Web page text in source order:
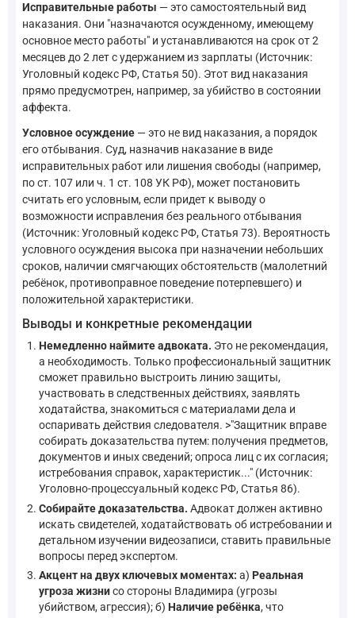
Исправительные работы — это самостоятельный вид
наказания. Они "назначаются осужденному, имеющему
основное место работы" и устанавливаются на срок от 2
месяцев до 2 лет с удержанием из зарплаты (Источник:
Уголовный кодекс РФ, Статья 50). Этот вид наказания
прямо предусмотрен, например, за убийство в состоянии
аффекта.
Условное осуждение — это не вид наказания, а порядок
его отбывания. Суд, назначив наказание в виде
исправительных работ или лишения свободы (например,
по ст. 107 или ч. 1 ст. 108 УК РФ), может постановить
считать его условным, если придет к выводу о
возможности исправления без реального отбывания
(Источник: Уголовный кодекс РФ, Статья 73). Вероятность
условного осуждения высока при назначении небольших
сроков, наличии смягчающих обстоятельств (малолетний
ребёнок, противоправное поведение потерпевшего) и
положительной характеристики.
Выводы и конкретные рекомендации
Немедленно наймите адвоката. Это не рекомендация,
а необходимость. Только профессиональный защитник
сможет правильно выстроить линию защиты,
участвовать в следственных действиях, заявлять
ходатайства, знакомиться с материалами дела и
оспаривать действия следователя. >"Защитник вправе
собирать доказательства путем: получения предметов,
документов и иных сведений; опроса лиц с их согласия;
истребования справок, характеристик..." (Источник:
Уголовно-процессуальный кодекс РФ, Статья 86).
Собирайте доказательства. Адвокат должен активно
искать свидетелей, ходатайствовать об истребовании и
детальном изучении видеозаписи, ставить правильные
вопросы перед экспертом.
Акцент на двух ключевых моментах: а) Реальная
угроза жизнисо стороны Владимира (угрозы
убийством, агрессия); б) Наличие ребёнка, что